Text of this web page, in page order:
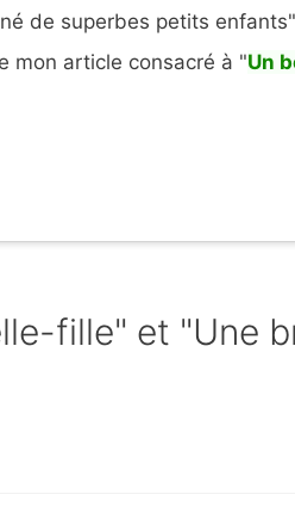
de superbes petits
mon article consacré à "Un
fille" et "Une